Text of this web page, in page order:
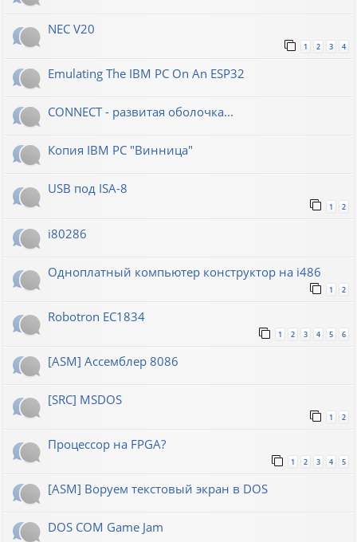
NEC V20
1 2 3 4
Emulating The IBM PC On An ESP32
CONNECT - развитая оболочка...
Копия IBM PC "Винница"
USB под ISA-8
1 2
i80286
Одноплатный компьютер конструктор на i486
1 2
Robotron EC1834
1 2 3 4 5 6
[ASM] Ассемблер 8086
[SRC] MSDOS
1 2
Процессор на FPGA?
1 2 3 4 5
[ASM] Воруем текстовый экран в DOS
DOS COM Game Jam